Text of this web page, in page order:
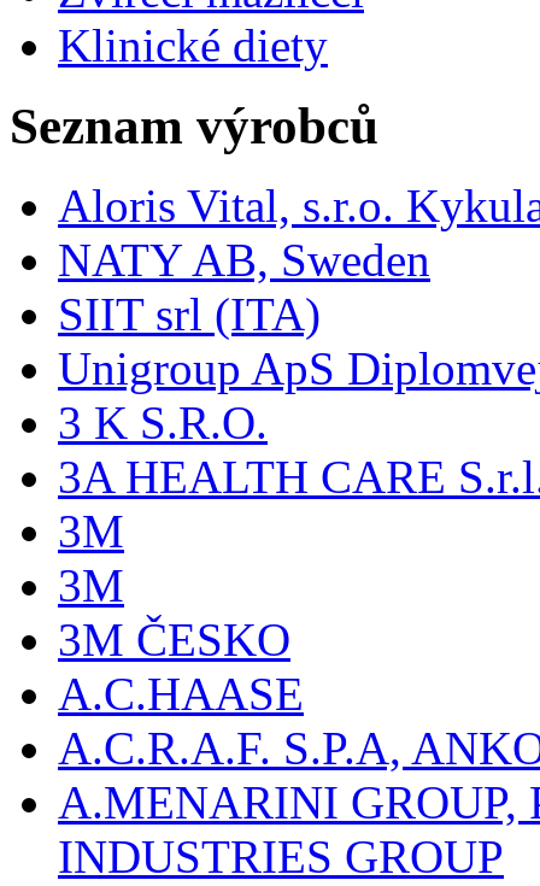
Klinické diety
Seznam výrobců
Aloris Vital, s.r.o.
NATY AB, Sweden
SIIT srl (ITA)
Unigroup ApS
3 K S.R.O.
3A HEALTH CARE
3M
3M
3M ČESKO
A.C.HAASE
A.C.R.A.F. S.P.A,
A.MENARINI
INDUSTRIES GROUP